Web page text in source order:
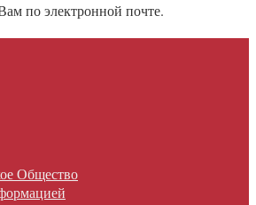
по электронной почте.
Общество